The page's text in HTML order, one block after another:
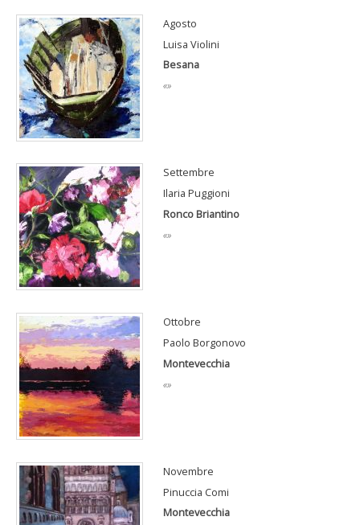
Agosto
Luisa Violini
Besana
«»
Settembre
Ilaria Puggioni
Ronco Briantino
«»
Ottobre
Paolo Borgonovo
Montevecchia
«»
Novembre
Pinuccia Comi
Montevecchia